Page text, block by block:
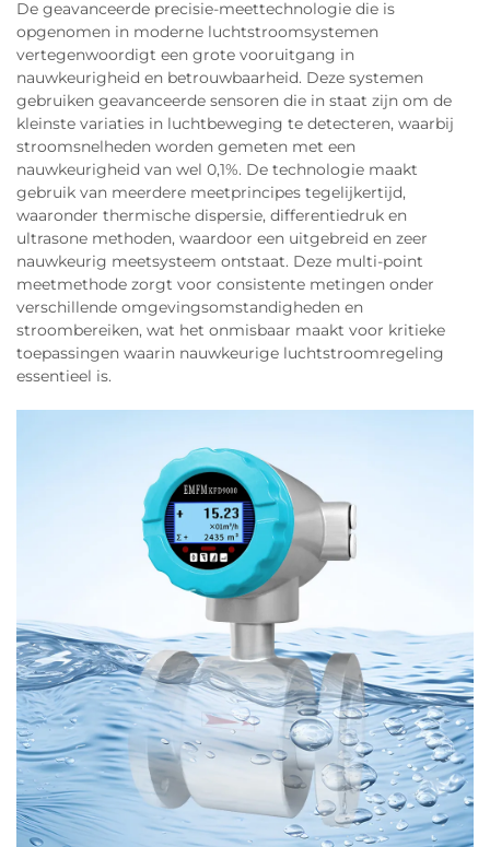
De geavanceerde precisie-meettechnologie die is
opgenomen in moderne luchtstroomsystemen
vertegenwoordigt een grote vooruitgang in
nauwkeurigheid en betrouwbaarheid. Deze systemen
gebruiken geavanceerde sensoren die in staat zijn om de
kleinste variaties in luchtbeweging te detecteren, waarbij
stroomsnelheden worden gemeten met een
nauwkeurigheid van wel 0,1%. De technologie maakt
gebruik van meerdere meetprincipes tegelijkertijd,
waaronder thermische dispersie, differentiedruk en
ultrasone methoden, waardoor een uitgebreid en zeer
nauwkeurig meetsysteem ontstaat. Deze multi-point
meetmethode zorgt voor consistente metingen onder
verschillende omgevingsomstandigheden en
stroombereiken, wat het onmisbaar maakt voor kritieke
toepassingen waarin nauwkeurige luchtstroomregeling
essentieel is.